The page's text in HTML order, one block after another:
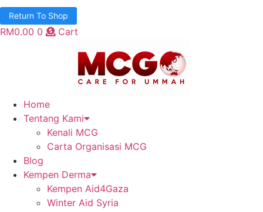
Return To Shop
RM0.00 0 Cart
Home
Tentang Kami
Kenali MCG
Carta Organisasi MCG
Blog
Kempen Derma
Kempen Aid4Gaza
Winter Aid Syria